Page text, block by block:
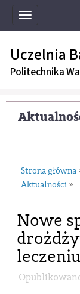
Toggle
navigation
Uczelnia
Politechnika
Strona główna
Aktualności »
Nowe
leczeniu